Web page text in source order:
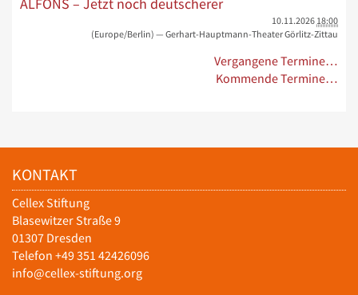
10.11.2026 18:00
(Europe/Berlin) — Gerhart-Hauptmann-Theater Görlitz-Zittau
Vergangene Termine…
Kommende Termine…
KONTAKT
Cellex Stiftung
Blasewitzer Straße 9
01307 Dresden
Telefon +49 351 42426096
info@cellex-stiftung.org